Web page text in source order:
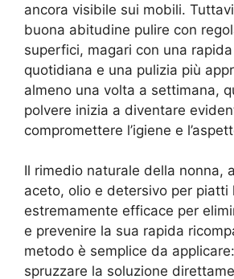
ancora visibile sui mobili.
buona abitudine pulire con
superfici, magari con una
quotidiana e una pulizia più
almeno una volta a settimana,
polvere inizia a diventare
compromettere l’igiene e
Il rimedio naturale della nonna,
aceto, olio e detersivo per piatti
estremamente efficace per
e prevenire la sua rapida
metodo è semplice da
spruzzare la soluzione